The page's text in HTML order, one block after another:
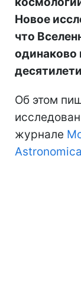
Новое
что
одинаково
Об этом
журнале